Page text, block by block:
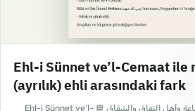
Ehl-i Sünnet ve’l-Cemaat ile
(ayrılık) ehli arasındaki fark
الفرق بين أهل السنة والجماعة وأهل النفاق والشقاق 📘 Ehl-i Sünnet ve’l-